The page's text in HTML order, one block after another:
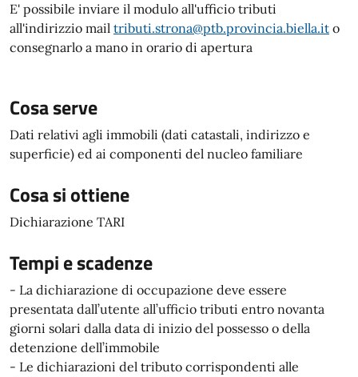
E' possibile inviare il modulo all'ufficio tributi
all'indirizzio mail tributi.strona@ptb.provincia.biella.it o
consegnarlo a mano in orario di apertura
Cosa serve
Dati relativi agli immobili (dati catastali, indirizzo e
superficie) ed ai componenti del nucleo familiare
Cosa si ottiene
Dichiarazione TARI
Tempi e scadenze
- La dichiarazione di occupazione deve essere
presentata dall’utente all’ufficio tributi entro novanta
giorni solari dalla data di inizio del possesso o della
detenzione dell’immobile
- Le dichiarazioni del tributo corrispondenti alle